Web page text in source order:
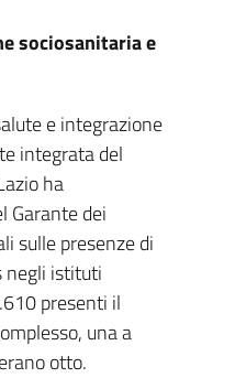
sociosanitaria e
e integrazione
integrata del
ha
Garante dei
sulle presenze di
negli istituti
presenti il
una a
otto.